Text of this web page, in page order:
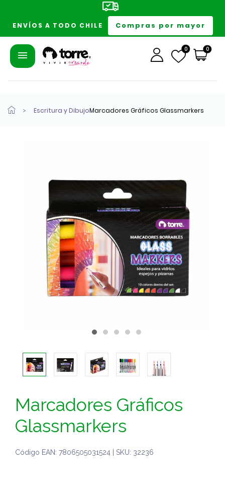
ENVÍOS A TODO CHILE Compras por mayor
0 0
Escritura y DibujoMarcadores Gráficos Glassmarkers
Marcadores Gráficos
Glassmarkers
Código EAN: 7806505031524 | SKU: 32236